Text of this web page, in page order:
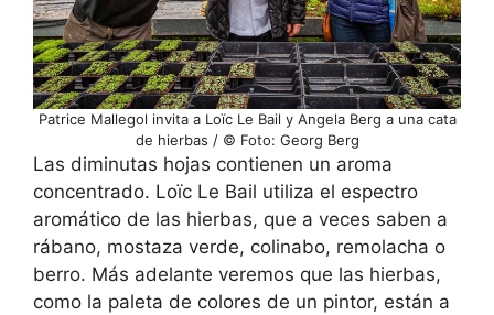
Patrice Mallegol invita a Loïc Le Bail y Angela Berg a una cata
de hierbas / © Foto: Georg Berg
Las diminutas hojas contienen un aroma
concentrado. Loïc Le Bail utiliza el espectro
aromático de las hierbas, que a veces saben a
rábano, mostaza verde, colinabo, remolacha o
berro. Más adelante veremos que las hierbas,
como la paleta de colores de un pintor, están a